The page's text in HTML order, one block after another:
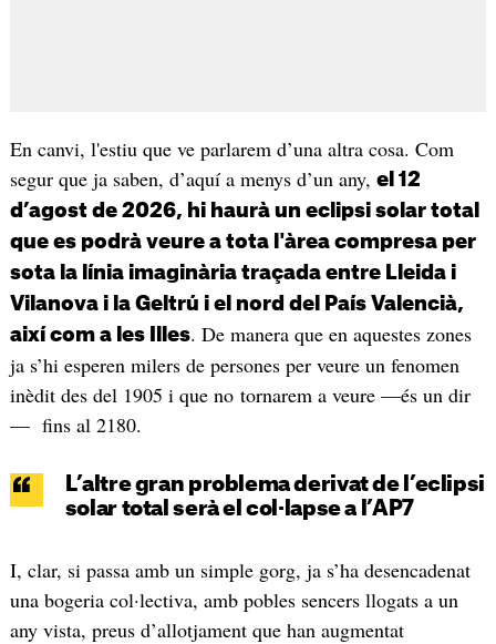
En canvi, l'estiu que ve parlarem d’una altra cosa. Com
segur que ja saben, d’aquí a menys d’un any, el 12
d’agost de 2026, hi haurà un eclipsi solar total
que es podrà veure a tota l'àrea compresa per
sota la línia imaginària traçada entre Lleida i
Vilanova i la Geltrú i el nord del País Valencià,
així com a les Illes. De manera que en aquestes zones
ja s’hi esperen milers de persones per veure un fenomen
inèdit des del 1905 i que no tornarem a veure —és un dir
— fins al 2180.
L’altre gran problema derivat de l’eclipsi
solar total serà el col·lapse a l’AP7
I, clar, si passa amb un simple gorg, ja s’ha desencadenat
una bogeria col·lectiva, amb pobles sencers llogats a un
any vista, preus d’allotjament que han augmentat